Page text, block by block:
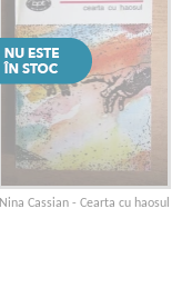
Nina Cassian - Cearta cu haosul